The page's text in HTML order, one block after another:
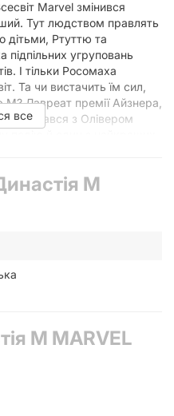
Marvel змінився
Тут людством правлять
дітьми, Ртуттю та
угруповань
І тільки Росомаха
Та чи вистачить їм сил,
Лавреат премії Айзнера,
з Олівером
Кількість сторінок 224
Мова Українська Палітурка
Рік видання 2020
все
М
М MARVEL